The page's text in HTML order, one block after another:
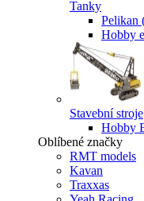
Tanky
Pelikan
Hobby
Stavební stroje
Hobby
Oblíbené značky
RMT models
Kavan
Traxxas